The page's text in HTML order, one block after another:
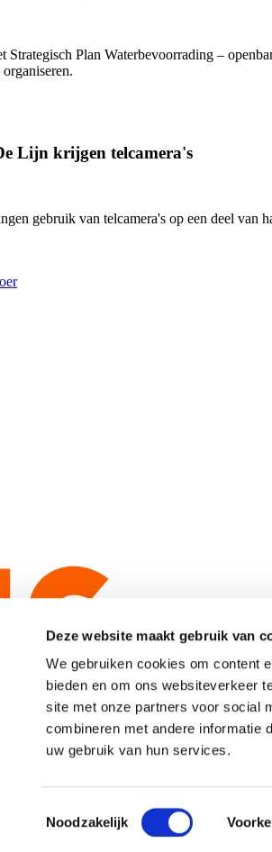
Deze website maakt gebruik van
We gebruiken cookies om content
bieden en om ons websiteverkeer
site met onze partners voor social
combineren met andere informatie
uw gebruik van hun services.
Toestemmingsselectie
Noodzakelijk
Strategisch Plan Waterbevoorrading –
Lijn krijgen telcamera's
gebruik van telcamera's op een deel van